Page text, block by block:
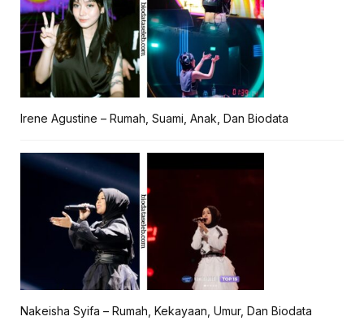
Irene Agustine – Rumah, Suami, Anak, Dan Biodata
Nakeisha Syifa – Rumah, Kekayaan, Umur, Dan Biodata